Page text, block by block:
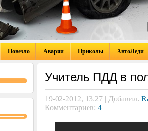
Повезло Аварии Приколы АвтоЛеди
Учитель ПДД в
19-02-2012, 13:27 | Добавил:
Комментариев: 4